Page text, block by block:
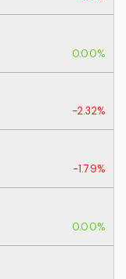
0.00%
-2.32%
-1.79%
0.00%